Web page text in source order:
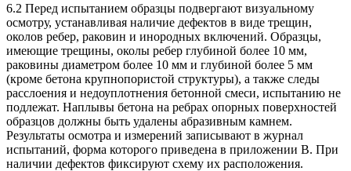
6.2 Перед испытанием образцы подвергают визуальному
осмотру, устанавливая наличие дефектов в виде трещин,
околов ребер, раковин и инородных включений. Образцы,
имеющие трещины, околы ребер глубиной более 10 мм,
раковины диаметром более 10 мм и глубиной более 5 мм
(кроме бетона крупнопористой структуры), а также следы
расслоения и недоуплотнения бетонной смеси, испытанию не
подлежат. Наплывы бетона на ребрах опорных поверхностей
образцов должны быть удалены абразивным камнем.
Результаты осмотра и измерений записывают в журнал
испытаний, форма которого приведена в приложении В. При
наличии дефектов фиксируют схему их расположения.